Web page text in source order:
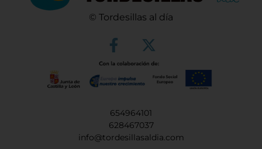
© Tordesillas al día
654964101
628467037
info@tordesillasaldia.com